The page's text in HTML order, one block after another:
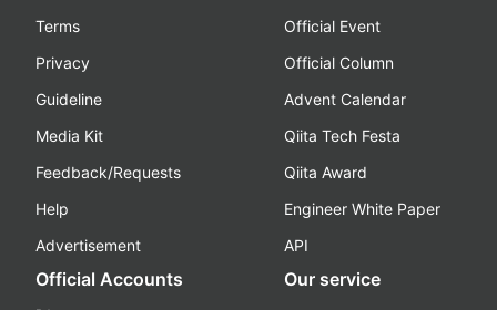
Terms
Privacy
Guideline
Media Kit
Feedback/Requests
Help
Advertisement
Official Event
Official Column
Advent Calendar
Qiita Tech Festa
Qiita Award
Engineer White Paper
API
Official Accounts Our service